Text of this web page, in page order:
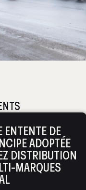
ENTENTE DE
ADOPTÉE
DISTRIBUTION
MARQUES